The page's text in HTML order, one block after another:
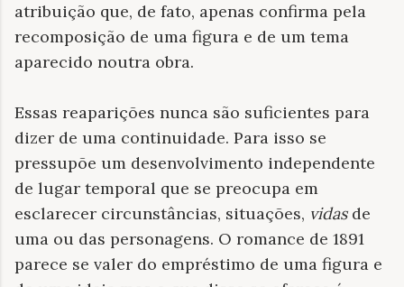
atribuição que, de fato, apenas confirma pela
recomposição de uma figura e de um tema
aparecido noutra obra.
Essas reaparições nunca são suficientes para
dizer de uma continuidade. Para isso se
pressupõe um desenvolvimento independente
de lugar temporal que se preocupa em
esclarecer circunstâncias, situações, vidasde
uma ou das personagens. O romance de 1891
parece se valer do empréstimo de uma figura e